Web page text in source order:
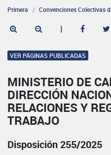
Primera Convenciones Colectivas
|
VER PÁGINAS PUBLICADAS
MINISTERIO DE
DIRECCIÓN
RELACIONES Y
TRABAJO
Disposición 255/2025